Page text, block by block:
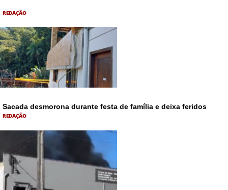
REDAÇÃO
Sacada desmorona durante festa de família e deixa feridos
REDAÇÃO